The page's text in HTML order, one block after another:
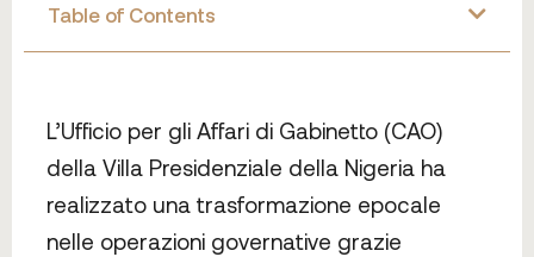
Table of Contents
L’Ufficio per gli Affari di Gabinetto (CAO)
della Villa Presidenziale della Nigeria ha
realizzato una trasformazione epocale
nelle operazioni governative grazie